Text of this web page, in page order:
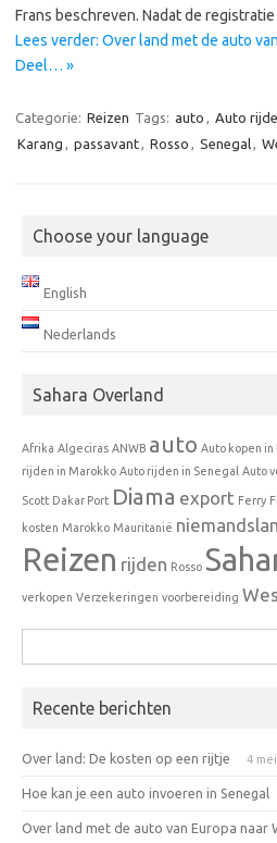
Frans beschreven. Nadat de
Lees verder: Over land met de auto
Deel… »
Categorie: Reizen Tags: auto Auto
Karang
passavant Rosso Senegal
Choose your language
English
Nederlands
Sahara Overland
Afrika Algeciras ANWB auto Auto kopen in
rijden in Marokko Auto rijden in Senegal Auto
Scott Dakar Port Diama export Ferry
kosten Marokko Mauritanië
Reizen rijden Rosso
verkopen Verzekeringen voorbereiding
naar:
Recente berichten
Over land: De kosten op een rijtje 4
Hoe kan je een auto invoeren in Senegal
Over land met de auto van Europa naar